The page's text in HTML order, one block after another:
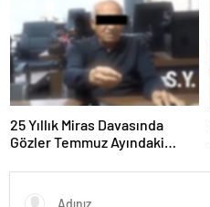
25 Yıllık Miras Davasında
Gözler Temmuz Ayındaki